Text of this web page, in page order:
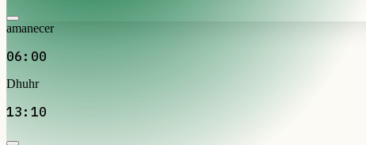
amanecer
06:00
Dhuhr
13:10